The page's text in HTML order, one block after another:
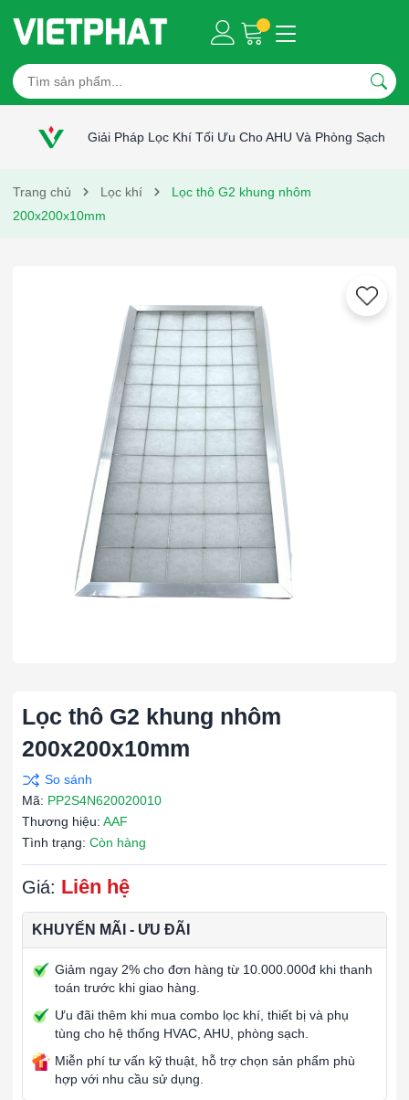
Giải Pháp Lọc Khí Tối Ưu Cho AHU Và Phòng Sạch
Trang chủ Lọc khí
Lọc thô G2 khung nhôm
200x200x10mm
Lọc thô G2 khung nhôm
200x200x10mm
Mã: PP2S4N620020010
Thương hiệu: AAF
Tình trạng: Còn hàng
Giá: Liên hệ
KHUYẾN MÃI - ƯU ĐÃI
Giảm ngay 2% cho đơn hàng từ 10.000.000đ khi thanh
toán trước khi giao hàng.
Ưu đãi thêm khi mua combo lọc khí, thiết bị và phụ
tùng cho hệ thống HVAC, AHU, phòng sạch.
Miễn phí tư vấn kỹ thuật, hỗ trợ chọn sản phẩm phù
hợp với nhu cầu sử dụng.